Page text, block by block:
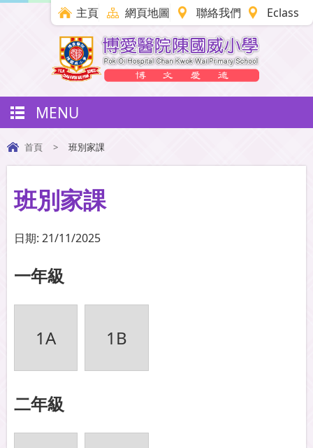
主頁 網頁地圖 聯絡我們 Eclass
MENU
首頁 > 班別家課
班別家課
日期: 21/11/2025
一年級
1A 1B
二年級